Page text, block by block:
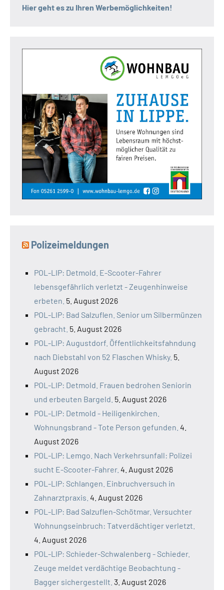
Hier geht es zu Ihren Werbemöglichkeiten!
Polizeimeldungen
POL-LIP: Detmold. E-Scooter-Fahrer
lebensgefährlich verletzt - Zeugenhinweise
erbeten. 5. August 2026
POL-LIP: Bad Salzuflen. Senior um Silbermünzen
gebracht. 5. August 2026
POL-LIP: Augustdorf. Öffentlichkeitsfahndung
nach Diebstahl von 52 Flaschen Whisky. 5.
August 2026
POL-LIP: Detmold. Frauen bedrohen Seniorin
und erbeuten Bargeld. 5. August 2026
POL-LIP: Detmold - Heiligenkirchen.
Wohnungsbrand - Tote Person gefunden. 4.
August 2026
POL-LIP: Lemgo. Nach Verkehrsunfall: Polizei
sucht E-Scooter-Fahrer. 4. August 2026
POL-LIP: Schlangen. Einbruchversuch in
Zahnarztpraxis. 4. August 2026
POL-LIP: Bad Salzuflen-Schötmar. Versuchter
Wohnungseinbruch: Tatverdächtiger verletzt.
4. August 2026
POL-LIP: Schieder-Schwalenberg - Schieder.
Zeuge meldet verdächtige Beobachtung -
Bagger sichergestellt. 3. August 2026